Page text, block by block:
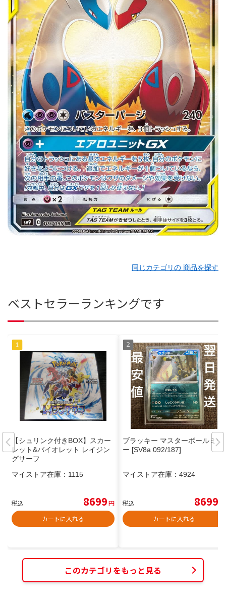
同じカテゴリの 商品を探す
ベストセラーランキングです
【シュリンク付きBOX】スカー
レット&バイオレット レイジン
グサーフ
マイストア在庫： 1115
税込 8699円
カートに入れる
ブラッキー マスターボールミラ
ー [SV8a 092/187]
マイストア在庫： 4924
税込 8699
カートに入れる
このカテゴリをもっと見る